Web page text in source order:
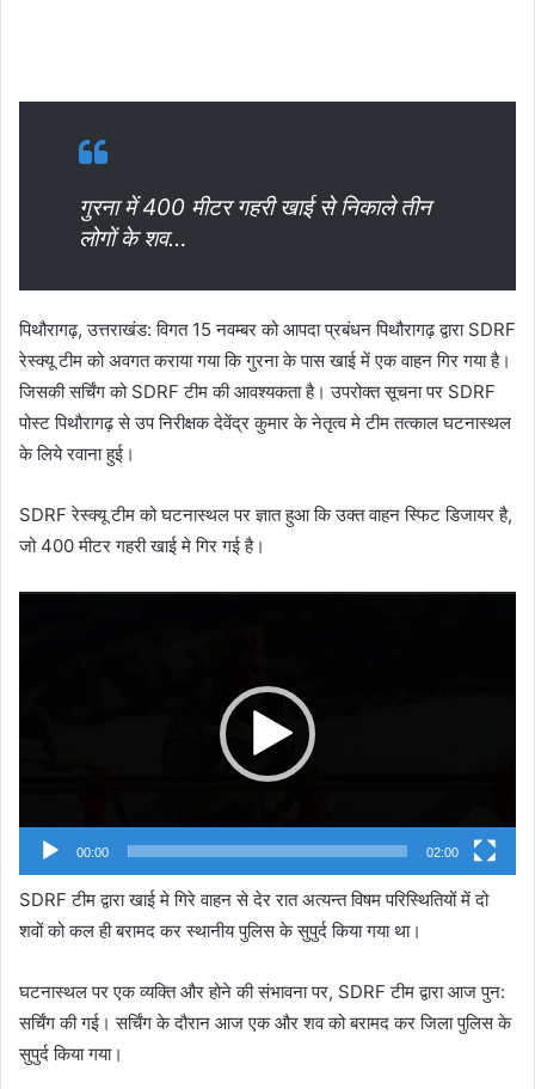
गुरना में 400 मीटर गहरी खाई से निकाले तीन
लोगों के शव…
पिथौरागढ़, उत्तराखंड: विगत 15 नवम्बर को आपदा प्रबंधन पिथौरागढ़ द्वारा SDRF
रेस्क्यू टीम को अवगत कराया गया कि गुरना के पास खाई में एक वाहन गिर गया है।
जिसकी सर्चिंग को SDRF टीम की आवश्यकता है। उपरोक्त सूचना पर SDRF
पोस्ट पिथौरागढ़ से उप निरीक्षक देवेंद्र कुमार के नेतृत्व मे टीम तत्काल घटनास्थल
के लिये रवाना हुई।
SDRF रेस्क्यू टीम को घटनास्थल पर ज्ञात हुआ कि उक्त वाहन स्फिट डिजायर है,
जो 400 मीटर गहरी खाई मे गिर गई है।
00:00 02:00
SDRF टीम द्वारा खाई मे गिरे वाहन से देर रात अत्यन्त विषम परिस्थितियों में दो
शवों को कल ही बरामद कर स्थानीय पुलिस के सुपुर्द किया गया था।
घटनास्थल पर एक व्यक्ति और होने की संभावना पर, SDRF टीम द्वारा आज पुन:
सर्चिंग की गई। सर्चिंग के दौरान आज एक और शव को बरामद कर जिला पुलिस के
सुपुर्द किया गया।